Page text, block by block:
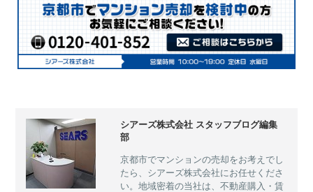
シアーズ株式会社 スタッフブログ編集
部
京都市でマンションの売却をお考えでし
たら、シアーズ株式会社にお任せくださ
い。地域密着の当社は、不動産購入・賃